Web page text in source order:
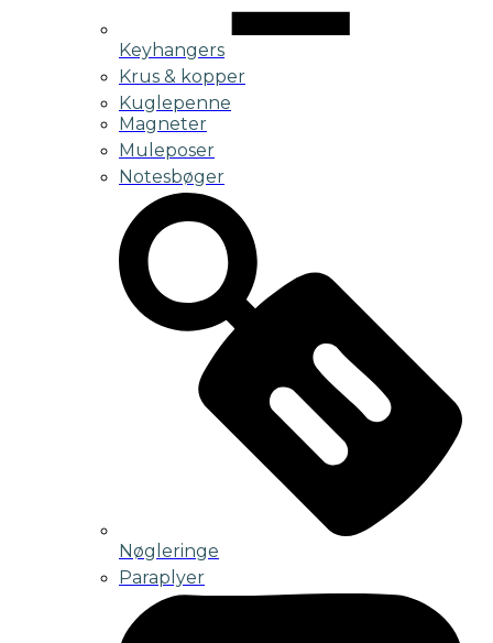
Keyhangers
Krus & kopper
Kuglepenne
Magneter
Muleposer
Notesbøger
Nøgleringe
Paraplyer